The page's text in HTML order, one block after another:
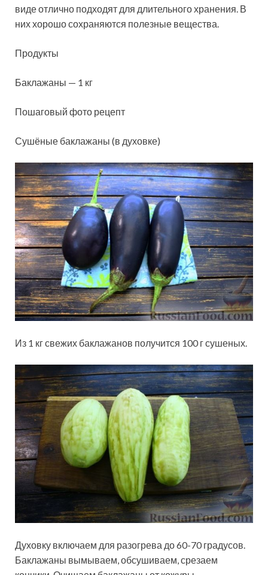
виде отлично подходят для длительного хранения. В
них хорошо сохраняются полезные вещества.
Продукты
Баклажаны — 1 кг
Пошаговый фото рецепт
Сушёные баклажаны (в духовке)
Из 1 кг свежих баклажанов получится 100 г сушеных.
Духовку включаем для разогрева до 60-70 градусов.
Баклажаны вымываем, обсушиваем, срезаем